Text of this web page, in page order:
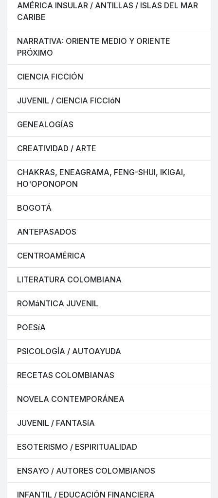
AMÉRICA INSULAR / ANTILLAS / ISLAS DEL MAR
CARIBE
NARRATIVA: ORIENTE MEDIO Y ORIENTE
PRÓXIMO
CIENCIA FICCIÓN
JUVENIL / CIENCIA FICCIóN
GENEALOGÍAS
CREATIVIDAD / ARTE
CHAKRAS, ENEAGRAMA, FENG-SHUI, IKIGAI,
HO'OPONOPON
BOGOTÁ
ANTEPASADOS
CENTROAMÉRICA
LITERATURA COLOMBIANA
ROMáNTICA JUVENIL
POESíA
PSICOLOGÍA / AUTOAYUDA
RECETAS COLOMBIANAS
NOVELA CONTEMPORÁNEA
JUVENIL / FANTASíA
ESOTERISMO / ESPIRITUALIDAD
ENSAYO / AUTORES COLOMBIANOS
INFANTIL / EDUCACIÓN FINANCIERA